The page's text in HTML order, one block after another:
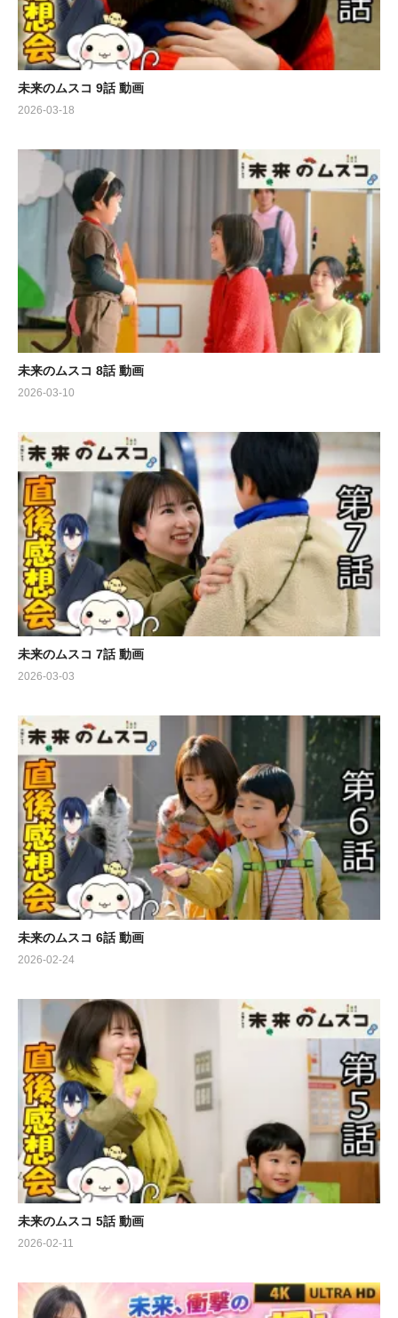
未来のムスコ 9話 動画
2026-03-18
未来のムスコ 8話 動画
2026-03-10
未来のムスコ 7話 動画
2026-03-03
未来のムスコ 6話 動画
2026-02-24
未来のムスコ 5話 動画
2026-02-11